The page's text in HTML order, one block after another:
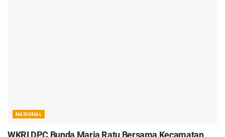
NASIONAL
WKRI DPC Bunda Maria Ratu Bersama Kecamatan